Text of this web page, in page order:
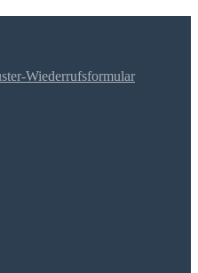
Wiederrufsformular